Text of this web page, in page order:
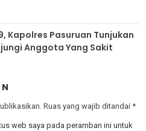
Kapolres Pasuruan Tunjukan
Anggota Yang Sakit
Ruas yang wajib ditandai *
web saya pada peramban ini untuk